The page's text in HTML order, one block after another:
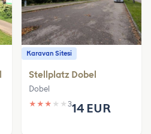
Karavan Sitesi
Stellplatz Dobel
Dobel
★ ★ ★ ★ ★ 314 EUR